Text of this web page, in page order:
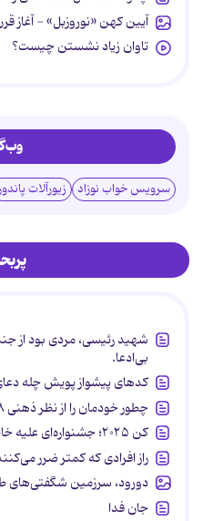
آیین کهن «نوروزبل» - آغاز قرن ۱۷
تاوان زیاد نشستن چیست؟
سرویس خواب نوزاد زیورآلات
شهید رئیسی، مردی بود از
بی‌ادعا.
کدهای پیشواز پویش چله
چطور خودمان را از نظر ذهنی ۳۸ برابر قوی‌تر کنیم؟
کن ۲۰۲۵؛ جشنواره‌ای علیه خانواده
راز افرادی که کمتر ضرر
دورود، سرزمین شگفتی‌های
جان فدا